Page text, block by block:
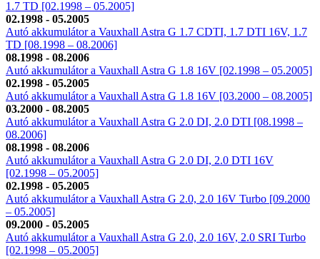
1.7 TD [02.1998 – 05.2005]
02.1998 - 05.2005
Autó akkumulátor a Vauxhall Astra G 1.7 CDTI, 1.7 DTI 16V, 1.7
TD [08.1998 – 08.2006]
08.1998 - 08.2006
Autó akkumulátor a Vauxhall Astra G 1.8 16V [02.1998 – 05.2005]
02.1998 - 05.2005
Autó akkumulátor a Vauxhall Astra G 1.8 16V [03.2000 – 08.2005]
03.2000 - 08.2005
Autó akkumulátor a Vauxhall Astra G 2.0 DI, 2.0 DTI [08.1998 –
08.2006]
08.1998 - 08.2006
Autó akkumulátor a Vauxhall Astra G 2.0 DI, 2.0 DTI 16V
[02.1998 – 05.2005]
02.1998 - 05.2005
Autó akkumulátor a Vauxhall Astra G 2.0, 2.0 16V Turbo [09.2000
– 05.2005]
09.2000 - 05.2005
Autó akkumulátor a Vauxhall Astra G 2.0, 2.0 16V, 2.0 SRI Turbo
[02.1998 – 05.2005]